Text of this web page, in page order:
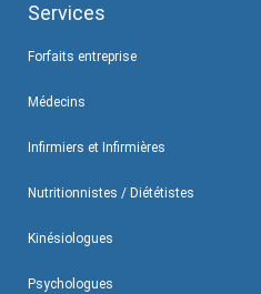
Services
Forfaits entreprise
Médecins
Infirmiers et Infirmières
Nutritionnistes / Diététistes
Kinésiologues
Psychologues